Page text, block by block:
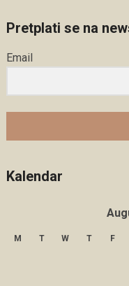
Pretplati se na
Email
Kalendar
M T W T F